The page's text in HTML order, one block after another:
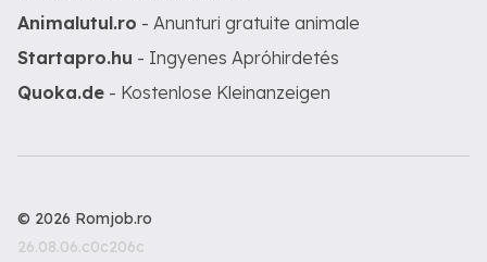
Animalutul.ro - Anunturi gratuite animale
Startapro.hu - Ingyenes Apróhirdetés
Quoka.de - Kostenlose Kleinanzeigen
© 2026 Romjob.ro
26.08.06.c0c206c